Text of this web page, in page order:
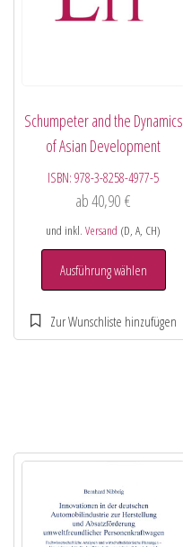
Schumpeter and the Dynamics
of Asian Development
ISBN:978-3-8258-4977-5
ab40,90€
und inkl.Versand (D, A, CH)
Ausführung wählen